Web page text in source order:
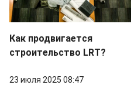
Как продвигается
строительство LRT?
23 июля 2025 08:47